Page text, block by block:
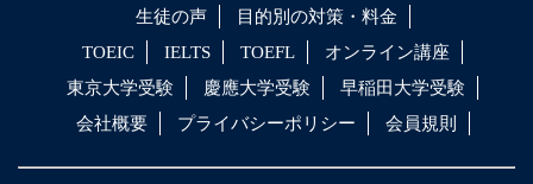
生徒の声
目的別の対策・料金
TOEIC
IELTS TOEFL
オンライン講座
東京大学受験
慶應大学受験
早稲田大学受験
会社概要
プライバシーポリシー 会員規則